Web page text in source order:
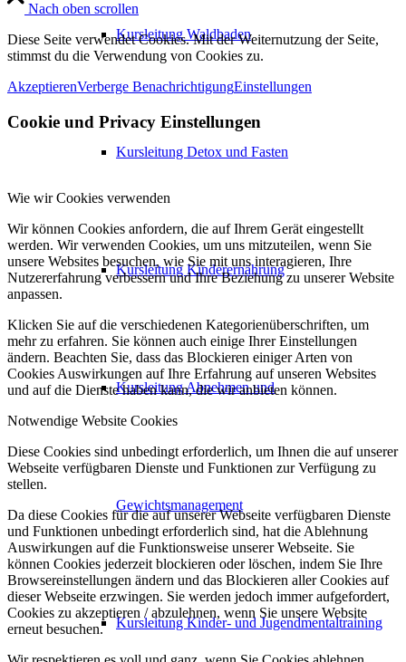
Kursleitung Waldbaden
Kursleitung Detox und Fasten
Kursleitung Kinderernährung
Kursleitung Abnehmen und
Gewichtsmanagement
Kursleitung Kinder- und Jugendmentaltraining
Nach oben scrollen
Diese Seite verwendet Cookies. Mit der Weiternutzung der Seite,
stimmst du die Verwendung von Cookies zu.
AkzeptierenVerberge BenachrichtigungEinstellungen
Cookie und Privacy Einstellungen
Wie wir Cookies verwenden
Wir können Cookies anfordern, die auf Ihrem Gerät eingestellt
werden. Wir verwenden Cookies, um uns mitzuteilen, wenn Sie
unsere Websites besuchen, wie Sie mit uns interagieren, Ihre
Nutzererfahrung verbessern und Ihre Beziehung zu unserer Website
anpassen.
Klicken Sie auf die verschiedenen Kategorienüberschriften, um
mehr zu erfahren. Sie können auch einige Ihrer Einstellungen
ändern. Beachten Sie, dass das Blockieren einiger Arten von
Cookies Auswirkungen auf Ihre Erfahrung auf unseren Websites
und auf die Dienste haben kann, die wir anbieten können.
Notwendige Website Cookies
Diese Cookies sind unbedingt erforderlich, um Ihnen die auf unserer
Webseite verfügbaren Dienste und Funktionen zur Verfügung zu
stellen.
Da diese Cookies für die auf unserer Webseite verfügbaren Dienste
und Funktionen unbedingt erforderlich sind, hat die Ablehnung
Auswirkungen auf die Funktionsweise unserer Webseite. Sie
können Cookies jederzeit blockieren oder löschen, indem Sie Ihre
Browsereinstellungen ändern und das Blockieren aller Cookies auf
dieser Webseite erzwingen. Sie werden jedoch immer aufgefordert,
Cookies zu akzeptieren / abzulehnen, wenn Sie unsere Website
erneut besuchen.